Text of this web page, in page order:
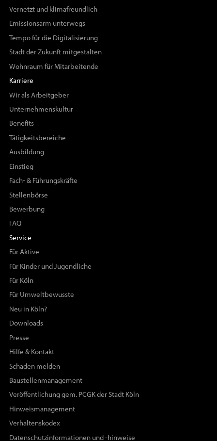
Vernetzt und klimafreundlich
Emissionsarm unterwegs
Tempo für die Digitalisierung
Stadt der Zukunft mitgestalten
Wohnraum für Mitarbeitende
Karriere
Wir als Arbeitgeber
Unternehmenskultur
Benefits
Tätigkeitsbereiche
Ausbildung
Einstieg
Fach- & Führungskräfte
Stellenbörse
Bewerbung
FAQ
Service
Für Aktive
Für Kinder und Jugendliche
Für Köln
Für Umweltbewusste
Neu in Köln?
Downloads
Presse
Hilfe & Kontakt
Schaden melden
Baustellenmanagement
Veröffentlichung gem. PCGK der Stadt Köln
Hinweismanagement
Verhaltenskodex
Datenschutzinformationen und -hinweise